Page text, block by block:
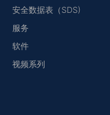
安全数据表（SDS)
服务
软件
视频系列